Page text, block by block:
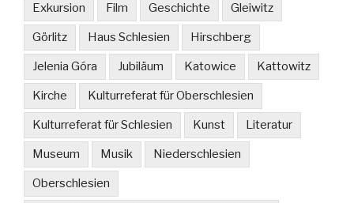
Exkursion Film Geschichte Gleiwitz
Görlitz Haus Schlesien Hirschberg
Jelenia Góra Jubiläum Katowice Kattowitz
Kirche Kulturreferat für Oberschlesien
Kulturreferat für Schlesien Kunst Literatur
Museum Musik Niederschlesien
Oberschlesien